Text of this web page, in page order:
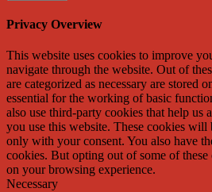
Privacy Overview
This website uses cookies to improve
navigate through the website. Out of
are categorized as necessary are stored
essential for the working of basic
also use third-party cookies that help us
you use this website. These cookies
only with your consent. You also have
cookies. But opting out of some of
on your browsing experience.
Necessary